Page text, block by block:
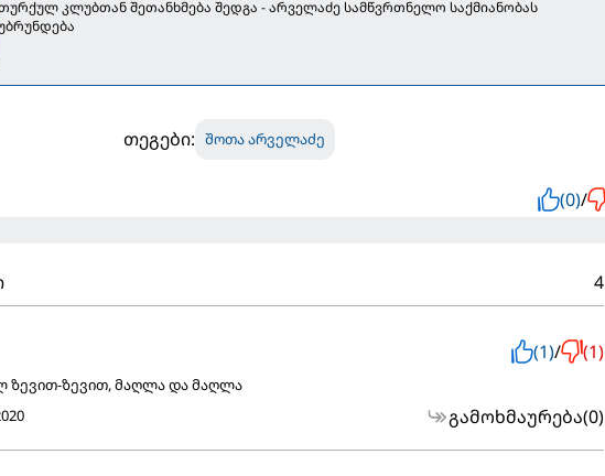
კლუბთან შეთანხმება შედგა - არველაძე სამწვრთნელო საქმიანობას
თეგები: შოთა არველაძე
(0)/
4
(1)/ (1)
ზევით-ზევით, მაღლა და მაღლა
გამოხმაურება(0)